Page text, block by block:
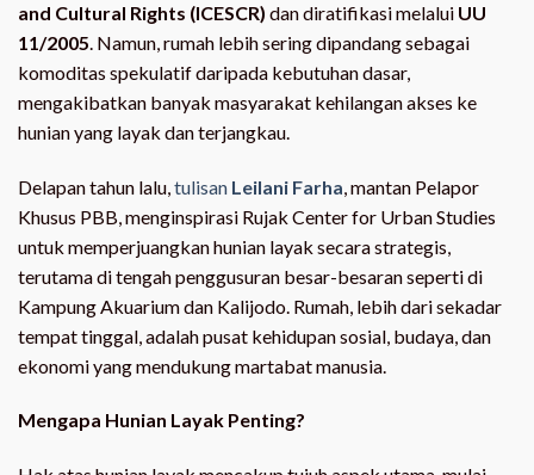
and Cultural Rights (ICESCR) dan diratifikasi melalui UU
11/2005. Namun, rumah lebih sering dipandang sebagai
komoditas spekulatif daripada kebutuhan dasar,
mengakibatkan banyak masyarakat kehilangan akses ke
hunian yang layak dan terjangkau.
Delapan tahun lalu, tulisan Leilani Farha , mantan Pelapor
Khusus PBB, menginspirasi Rujak Center for Urban Studies
untuk memperjuangkan hunian layak secara strategis,
terutama di tengah penggusuran besar-besaran seperti di
Kampung Akuarium dan Kalijodo. Rumah, lebih dari sekadar
tempat tinggal, adalah pusat kehidupan sosial, budaya, dan
ekonomi yang mendukung martabat manusia.
Mengapa Hunian Layak Penting?